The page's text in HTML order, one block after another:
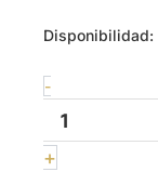
Disponibilidad:
-
Wheel
kit
DT
Swiss
6
-
+